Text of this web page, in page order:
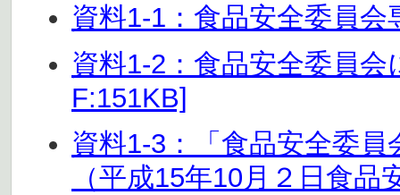
資料1-1：食品安全委員
資料1-2：食品安全委員
F:151KB]
資料1-3：「食品安全委
（平成15年10月２日食